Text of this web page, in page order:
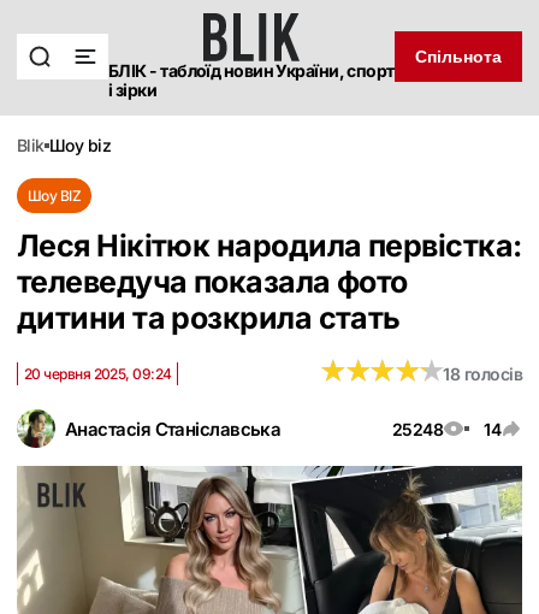
БЛІК - таблоїд новин України, спорт
і зірки
Спільнота
blik шоу biz
Шоу BIZ
Леся Нікітюк народила первістка:
телеведуча показала фото
дитини та розкрила стать
Анастасія Станіславська 25248 14
20 червня 2025, 09:24 ★★★★★
★★★★★18 голосів